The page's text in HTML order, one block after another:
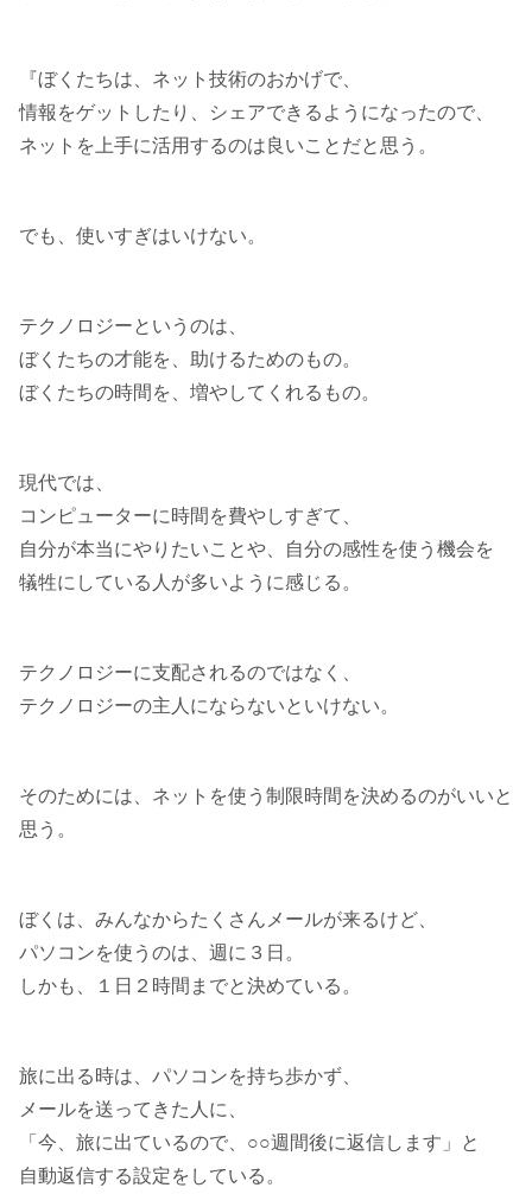
『ぼくたちは、ネット技術のおかげで、
情報をゲットしたり、シェアできるようになったので、
ネットを上手に活用するのは良いことだと思う。
でも、使いすぎはいけない。
テクノロジーというのは、
ぼくたちの才能を、助けるためのもの。
ぼくたちの時間を、増やしてくれるもの。
現代では、
コンピューターに時間を費やしすぎて、
自分が本当にやりたいことや、自分の感性を使う機会を
犠牲にしている人が多いように感じる。
テクノロジーに支配されるのではなく、
テクノロジーの主人にならないといけない。
そのためには、ネットを使う制限時間を決めるのがいいと
思う。
ぼくは、みんなからたくさんメールが来るけど、
パソコンを使うのは、週に３日。
しかも、１日２時間までと決めている。
旅に出る時は、パソコンを持ち歩かず、
メールを送ってきた人に、
「今、旅に出ているので、○○週間後に返信します」と
自動返信する設定をしている。